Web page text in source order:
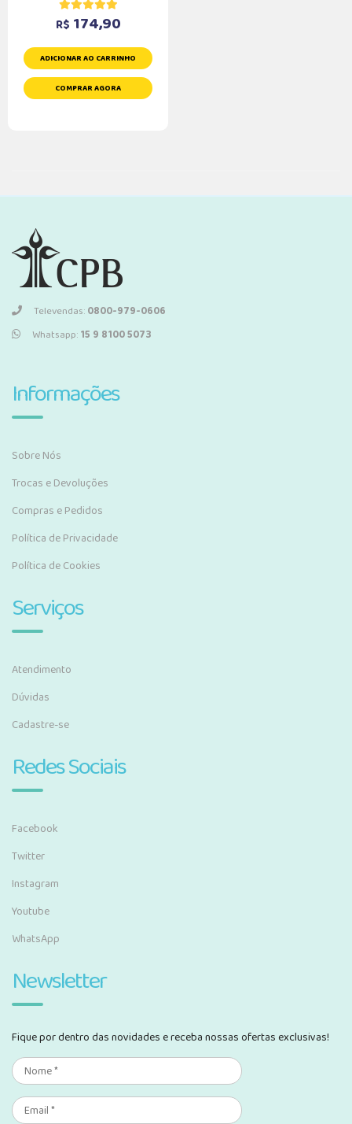
R$ 174,90
ADICIONAR AO CARRINHO
COMPRAR AGORA
Televendas:0800-979-0606
Whatsapp:15 9 8100 5073
Informações
Sobre Nós
Trocas e Devoluções
Compras e Pedidos
Política de Privacidade
Política de Cookies
Serviços
Atendimento
Dúvidas
Cadastre-se
Redes Sociais
Facebook
Twitter
Instagram
Youtube
WhatsApp
Newsletter
Fique por dentro das novidades e receba nossas ofertas exclusivas!